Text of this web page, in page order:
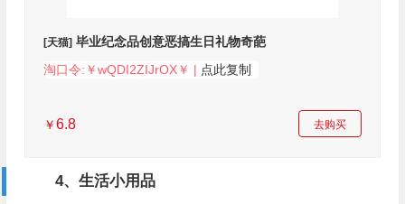
[天猫]毕业纪念品创意恶搞生日礼物奇葩
淘口令:￥wQDI2ZIJrOX￥ | 点此复制
￥6.8 去购买
4、生活小用品